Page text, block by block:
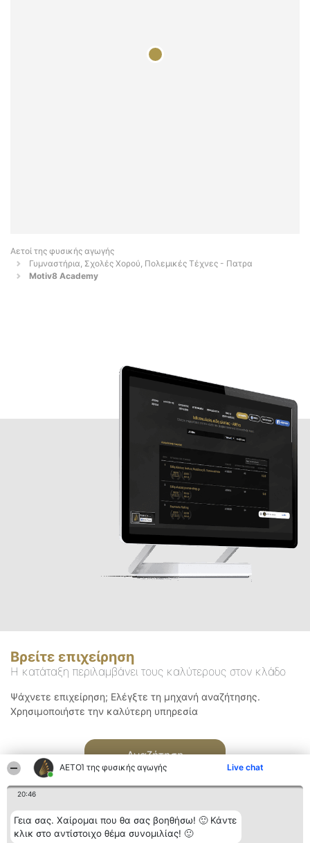
ΑΕΤΟΊ της φυσικής αγωγής Live chat
20:46
Γεια σας. Χαίρομαι που θα σας βοηθήσω! 🙂 Κάντε
κλικ στο αντίστοιχο θέμα συνομιλίας! 🙂
Αετοί της φυσικής αγωγής
Γυμναστήρια, Σχολές Χορού, Πολεμικές Τέχνες - Πατρα
Motiv8 Academy
Βρείτε επιχείρηση
Η κατάταξη περιλαμβάνει τους καλύτερους στον κλάδο
Ψάχνετε επιχείρηση; Ελέγξτε τη μηχανή αναζήτησης.
Χρησιμοποιήστε την καλύτερη υπηρεσία
Αναζήτηση